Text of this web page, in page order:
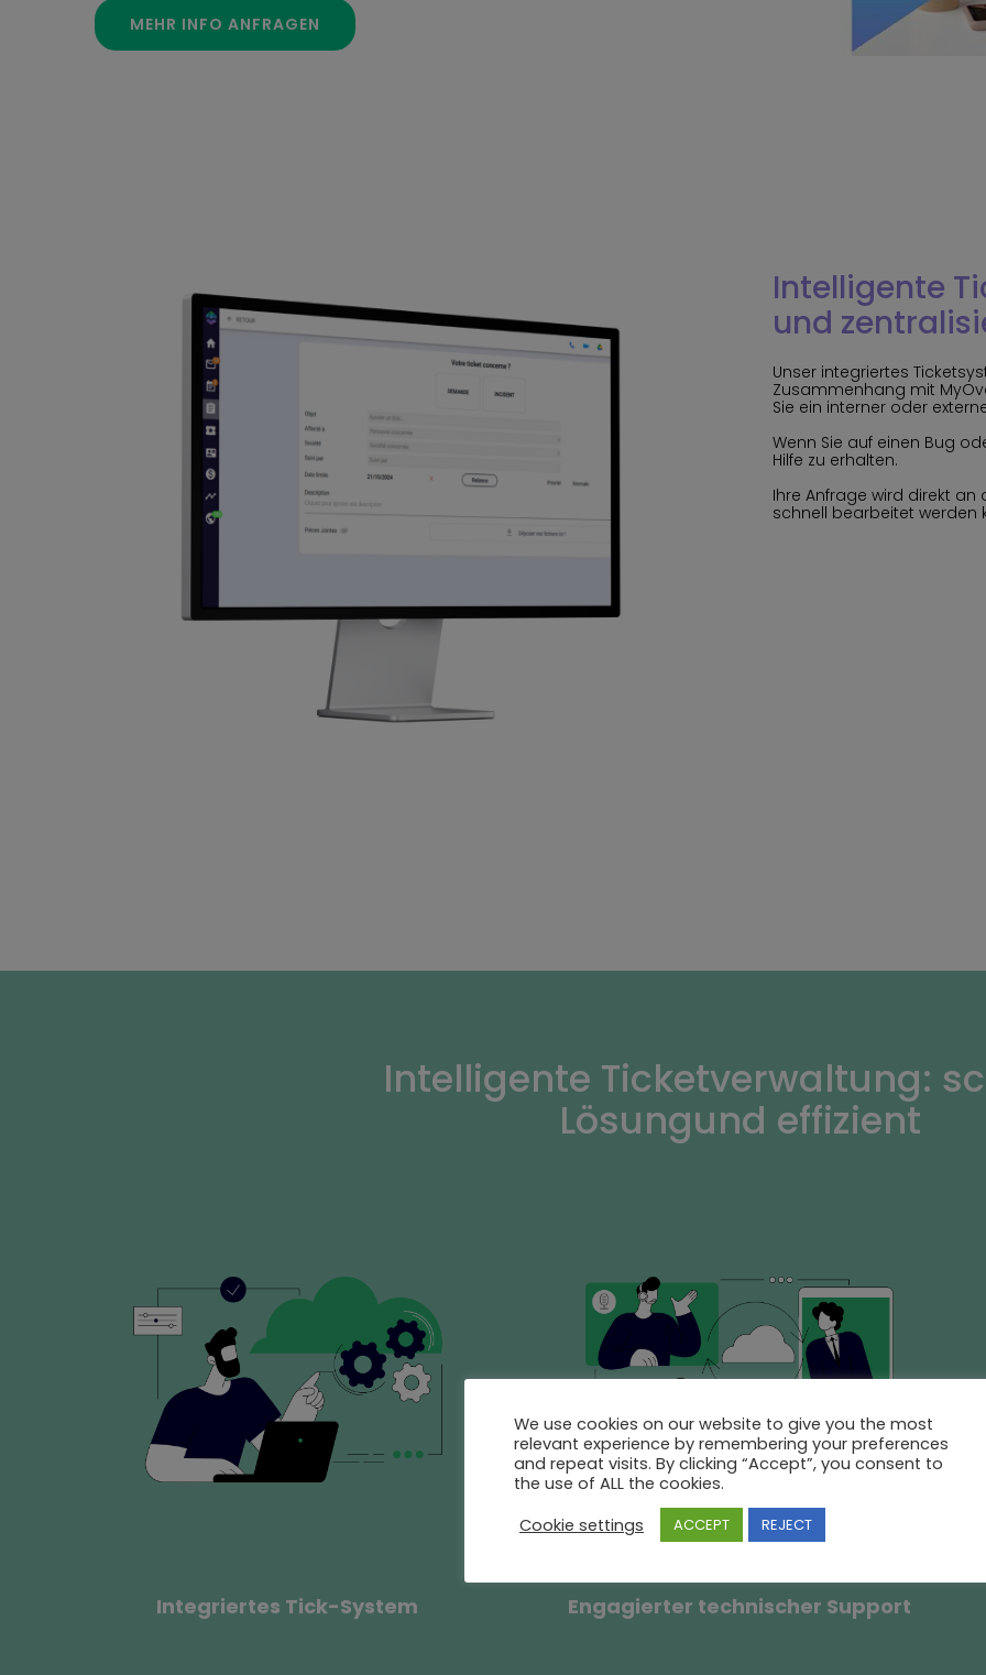
MEHR INFO ANFRAGEN
Intelligente
und
Unser integriertes
Zusammenhang mit
Sie ein interner oder
Wenn Sie auf einen Bug
Hilfe zu erhalten.
Ihre Anfrage wird direkt
schnell bearbeitet werden
Intelligente Ticketverwaltung:
Lösungund effizient
Integriertes Tick-System Engagierter technischer Support
We use cookies on our website to give you the most
relevant experience by remembering your preferences
and repeat visits. By clicking “Accept”, you consent to
the use of ALL the cookies.
Cookie settings
ACCEPT REJECT